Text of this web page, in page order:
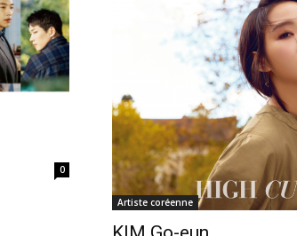
0
Artiste coréenne